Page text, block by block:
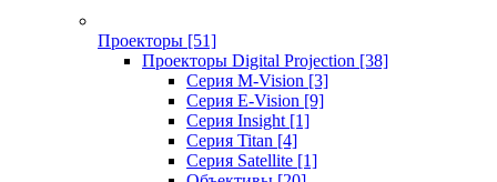
Проекторы [51]
Проекторы Digital Projection [38]
Серия M-Vision [3]
Серия E-Vision [9]
Серия Insight [1]
Серия Titan [4]
Серия Satellite [1]